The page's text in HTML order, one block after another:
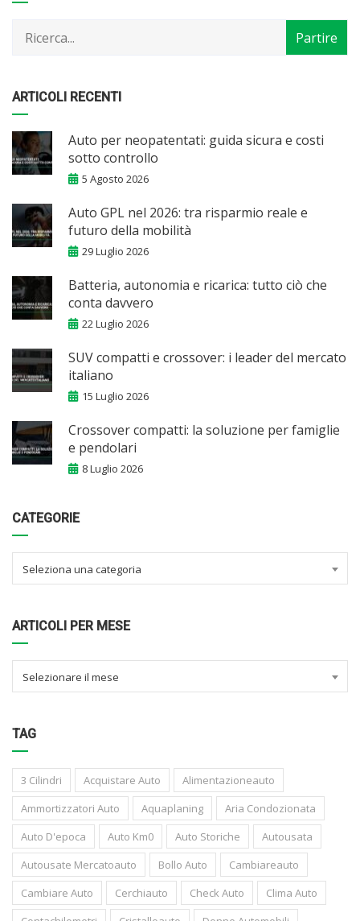
ARTICOLI RECENTI
Auto per neopatentati: guida sicura e costi
sotto controllo
5 Agosto 2026
Auto GPL nel 2026: tra risparmio reale e
futuro della mobilità
29 Luglio 2026
Batteria, autonomia e ricarica: tutto ciò che
conta davvero
22 Luglio 2026
SUV compatti e crossover: i leader del mercato
italiano
15 Luglio 2026
Crossover compatti: la soluzione per famiglie
e pendolari
8 Luglio 2026
CATEGORIE
Seleziona una categoria
ARTICOLI PER MESE
Selezionare il mese
TAG
3 Cilindri Acquistare Auto
Alimentazioneauto
Ammortizzatori Auto
Aquaplaning
Aria Condozionata
Auto D'epoca
Auto Km0 Auto Storiche
Autousata
Autousate Mercatoauto
Bollo Auto
Cambiareauto
Cambiare Auto
Cerchiauto Check Auto
Clima Auto